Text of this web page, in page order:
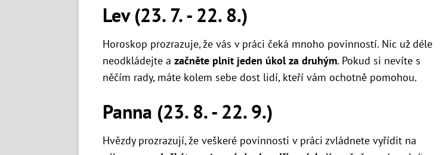
Lev (23. 7. - 22. 8.)
Horoskop prozrazuje, že vás v práci čeká mnoho povinností. Nic už déle
neodkládejte a začněte plnit jeden úkol za druhým. Pokud si nevíte s
něčím rady, máte kolem sebe dost lidí, kteří vám ochotně pomohou.
Panna (23. 8. - 22. 9.)
Hvězdy prozrazují, že veškeré povinnosti v práci zvládnete vyřídit na